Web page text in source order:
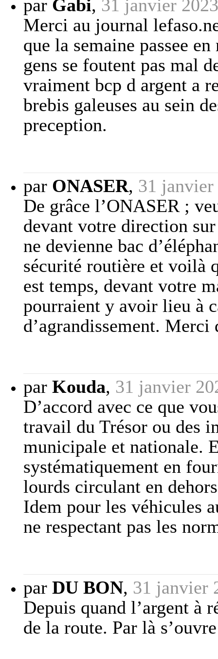
par Gabi, 31 janvier
Merci au journal
que la semaine passee
gens se foutent pas mal
vraiment bcp d argent a
brebis galeuses au sein
preception.
par ONASER, 31
De grâce l’ONASER ;
devant votre direction
ne devienne bac
sécurité routière et voilà
est temps, devant votre
pourraient y avoir lieu à
d’agrandissement.
par Kouda, 31 janvier
D’accord avec ce que
travail du Trésor ou des
municipale et nationale.
systématiquement en
lourds circulant en
Idem pour les véhicules
ne respectant pas les
par DU BON, 31 janvier
Depuis quand l’argent à
de la route. Par là